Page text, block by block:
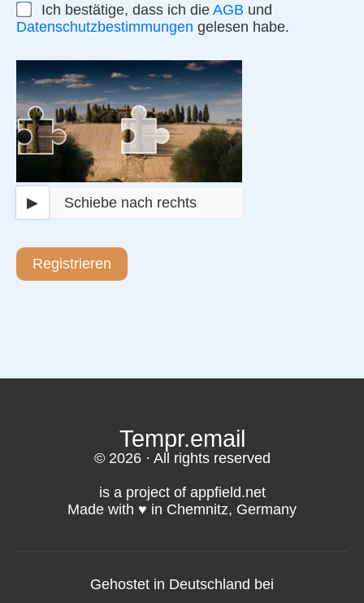
Ich bestätige, dass ich die AGB und
Datenschutzbestimmungen gelesen habe.
▶ Schiebe nach rechts
Registrieren
Tempr.email
© 2026 · All rights reserved
is a project of appfield.net
Made with ♥️ in Chemnitz, Germany
Gehostet in Deutschland bei